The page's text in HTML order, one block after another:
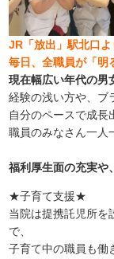
JR「放出」駅北口よ
毎日、全職員が「明
現在幅広い年代の男
経験の浅い方や、ブ
自分のペースで成長
職員のみなさん一人
福利厚生面の充実や
★子育て支援★
当院は提携託児所を
で、
子育て中の職員も働